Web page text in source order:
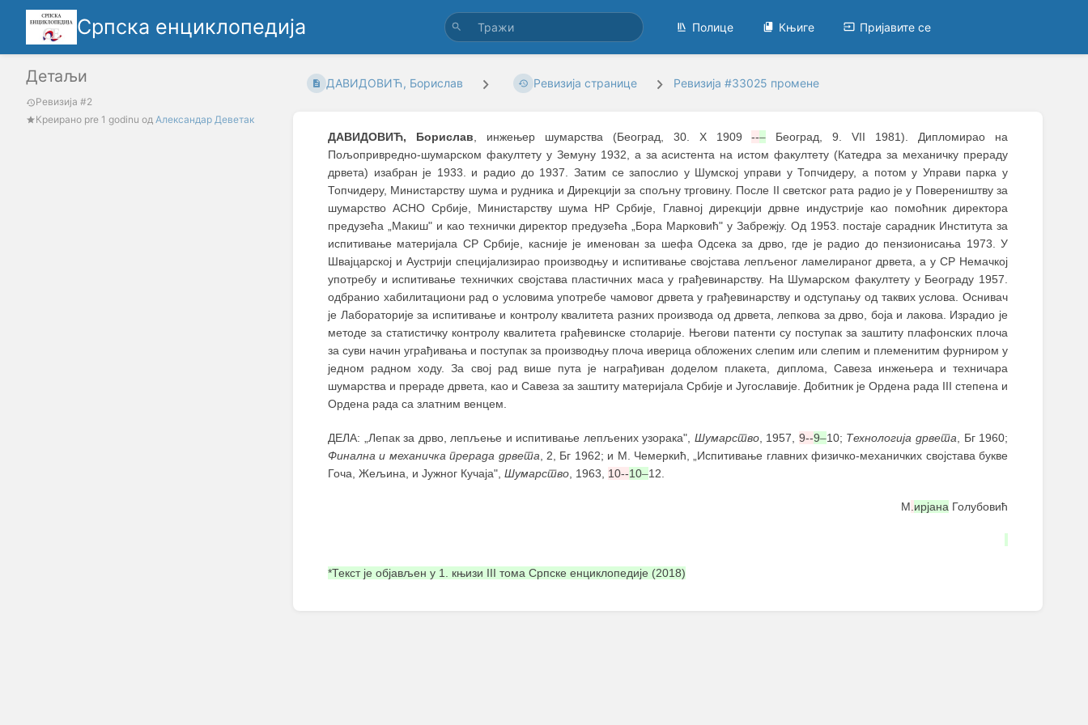
Српска енциклопедија Полице Књиге Пријавите се
Детаљи
Ревизија #2
Креирано pre 1 godinu oд Александар Деветак
ДАВИДОВИЋ, Борислав Ревизија странице Ревизија #33025 промене
ДАВИДОВИЋ, Борислав, инжењер шумарства (Београд, 30. Х 1909--– Београд, 9. VII 1981). Дипломирао на
Пољопривредно-шумарском факултету у Земуну 1932, а за асистента на истом факултету (Катедра за механичку прераду
дрвета) изабран је 1933. и радио до 1937. Затим се запослио у Шумској управи у Топчидеру, а потом у Управи парка у
Топчидеру, Министарству шума и рудника и Дирекцији за спољну трговину. После II светског рата радио је у Повереништву за
шумарство АСНО Србије, Министарству шума НР Србије, Главној дирекцији дрвне индустрије као помоћник директора
предузећа „Макиш" и као технички директор предузећа „Бора Марковић" у Забрежју. Од 1953. постаје сарадник Института за
испитивање материјала СР Србије, касније је именован за шефа Одсека за дрво, где је радио до пензионисања 1973. У
Швајцарској и Аустрији специјализирао производњу и испитивање својстава лепљеног ламелираног дрвета, а у СР Немачкој
употребу и испитивање техничких својстава пластичних маса у грађевинарству. На Шумарском факултету у Београду 1957.
одбранио хабилитациони рад о условима употребе чамовог дрвета у грађевинарству и одступању од таквих услова. Оснивач
је Лабораторије за испитивање и контролу квалитета разних производа од дрвета, лепкова за дрво, боја и лакова. Израдио је
методе за статистичку контролу квалитета грађевинске столарије. Његови патенти су поступак за заштиту плафонских плоча
за суви начин уграђивања и поступак за производњу плоча иверица обложених слепим или слепим и племенитим фурниром у
једном радном ходу. За свој рад више пута је награђиван доделом плакета, диплома, Савеза инжењера и техничара
шумарства и прераде дрвета, као и Савеза за заштиту материјала Србије и Југославије. Добитник је Ордена рада III степена и
Ордена рада са златним венцем.
ДЕЛА: „Лепак за дрво, лепљење и испитивање лепљених узорака", Шумарство, 1957, 9--9–10; Технологија дрвета , Бг 1960;
Финална и механичка прерада дрвета , 2, Бг 1962; и М. Чемеркић, „Испитивање главних физичко-механичких својстава букве
Гоча, Жељина, и Јужног Кучаја", Шумарство , 1963, 10--10–12.
М ирјана Голубовић
*Текст је објављен у 1. књизи III тома Српске енциклопедије (2018)